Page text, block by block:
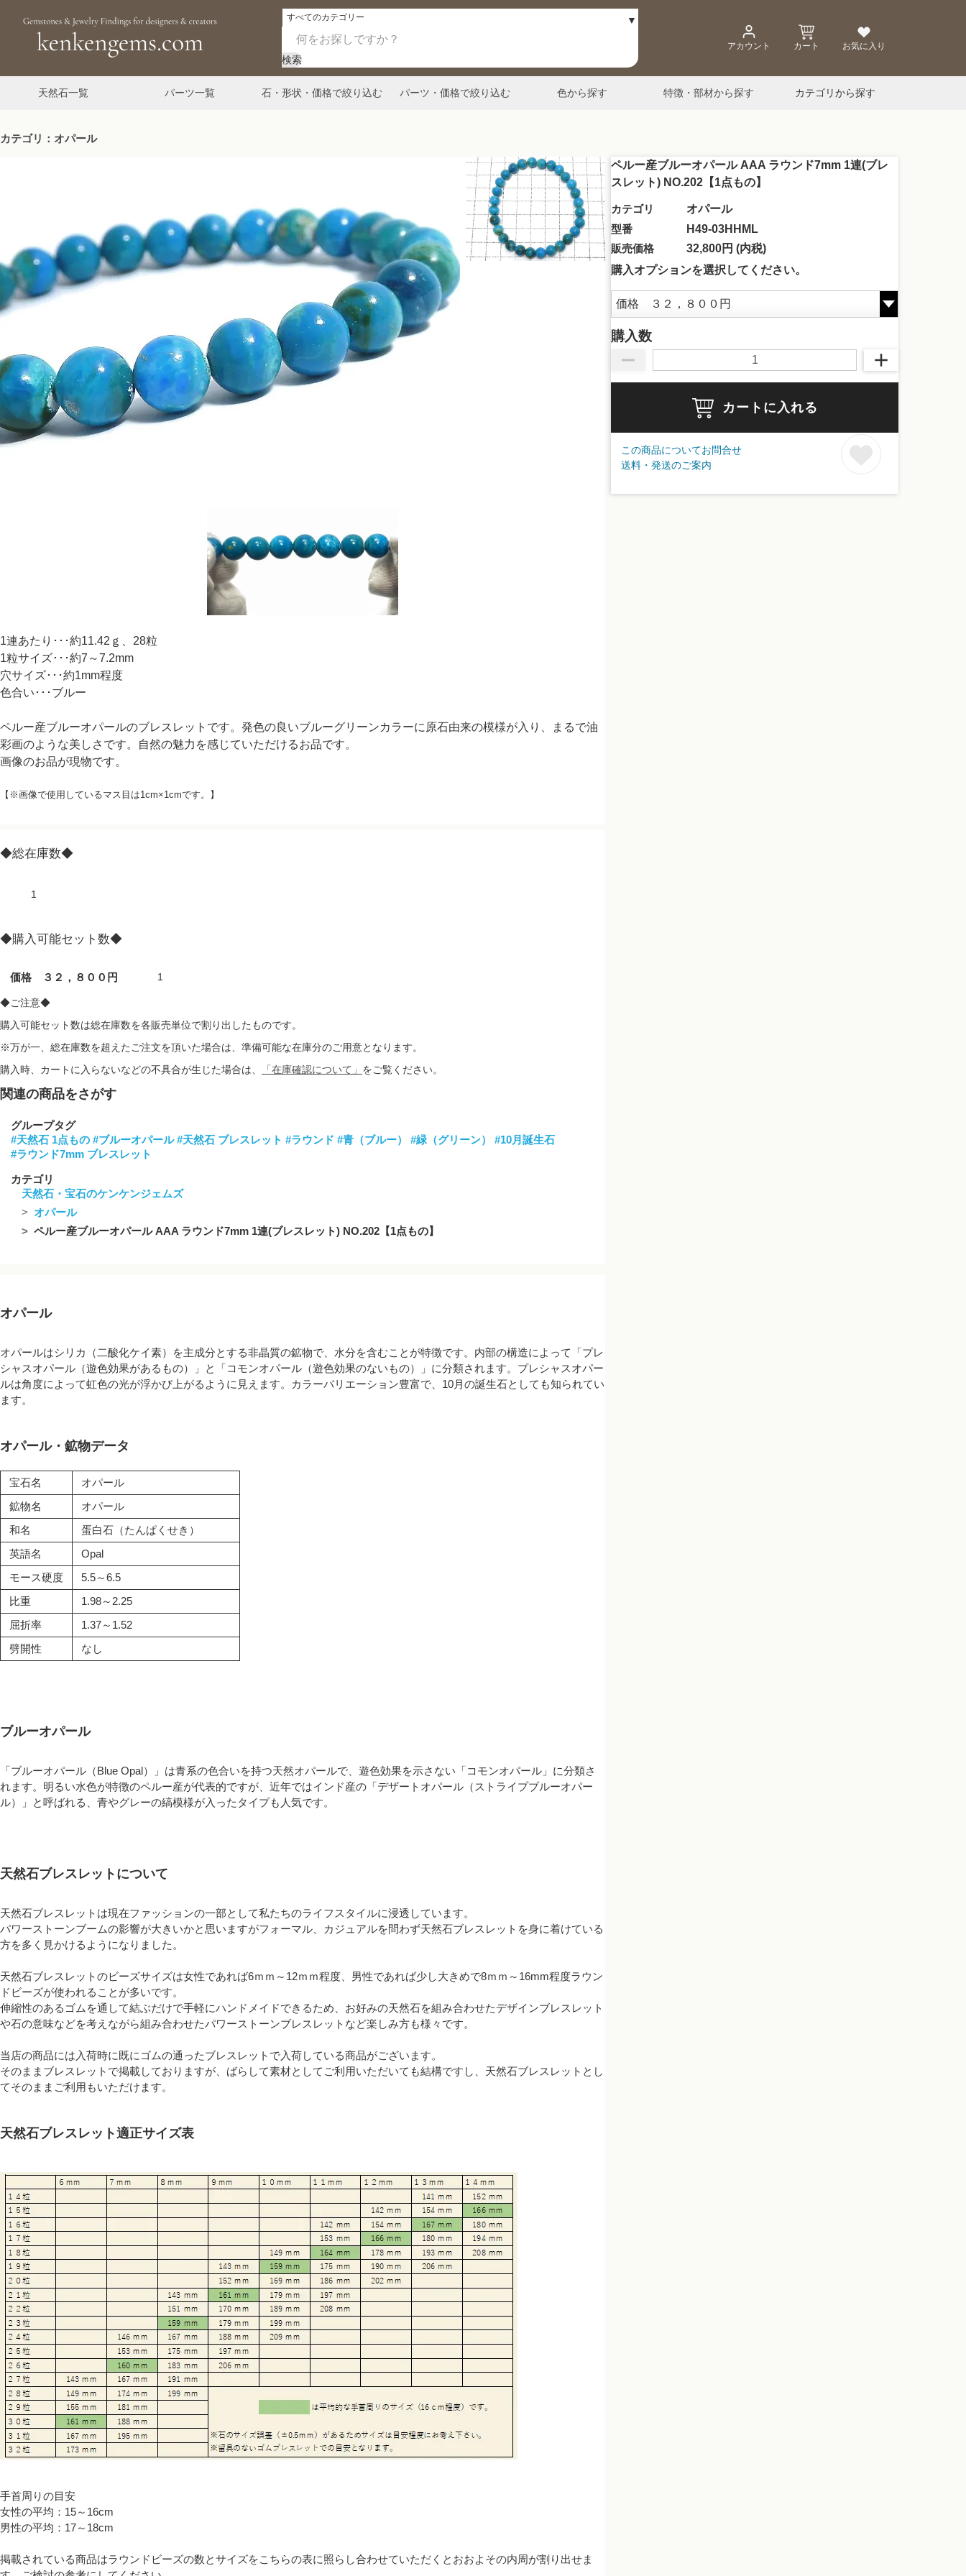
検索
アカウント カート お気に入り
天然石一覧 パーツ一覧 石・形状・価格で絞り込む パーツ・価格で絞り込む 色から探す 特徴・部材から探す カテゴリから探す
カテゴリ：オパール
ペルー産ブルーオパール AAA ラウンド7mm 1連(ブレ
スレット) NO.202【1点もの】
カテゴリ
オパール
型番
H49-03HHML
販売価格
32,800円 (内税)
購入オプションを選択してください。
購入数
カートに入れる
この商品についてお問合せ
送料・発送のご案内
1連あたり･･･約11.42ｇ、28粒
1粒サイズ･･･約7～7.2mm
穴サイズ･･･約1mm程度
色合い･･･ブルー
ペルー産ブルーオパールのブレスレットです。発色の良いブルーグリーンカラーに原石由来の模様が入り、まるで油
彩画のような美しさです。自然の魅力を感じていただけるお品です。
画像のお品が現物です。
【※画像で使用しているマス目は1cm×1cmです。】
◆総在庫数◆
1
◆購入可能セット数◆
価格 ３２，８００円 1
◆ご注意◆
購入可能セット数は総在庫数を各販売単位で割り出したものです。
※万が一、総在庫数を超えたご注文を頂いた場合は、準備可能な在庫分のご用意となります。
購入時、カートに入らないなどの不具合が生じた場合は、
「在庫確認について」 をご覧ください。
関連の商品をさがす
グループタグ
#天然石 1点もの #ブルーオパール #天然石 ブレスレット #ラウンド #青（ブルー） #緑（グリーン）
#10月誕生石
#ラウンド7mm ブレスレット
カテゴリ
天然石・宝石のケンケンジェムズ
オパール
ペルー産ブルーオパール AAA ラウンド7mm 1連(ブレスレット) NO.202【1点もの】
オパール
オパールはシリカ（二酸化ケイ素）を主成分とする非晶質の鉱物で、水分を含むことが特徴です。内部の構造によって「プレ
シャスオパール（遊色効果があるもの）」と「コモンオパール（遊色効果のないもの）」に分類されます。プレシャスオパー
ルは角度によって虹色の光が浮かび上がるように見えます。カラーバリエーション豊富で、10月の誕生石としても知られてい
ます。
オパール・鉱物データ
宝石名
オパール
鉱物名
オパール
和名
蛋白石（たんぱくせき）
英語名
Opal
モース硬度
5.5～6.5
比重
1.98～2.25
屈折率
1.37～1.52
劈開性
なし
ブルーオパール
「ブルーオパール（Blue Opal）」は青系の色合いを持つ天然オパールで、遊色効果を示さない「コモンオパール」に分類さ
れます。明るい水色が特徴のペルー産が代表的ですが、近年ではインド産の「デザートオパール（ストライプブルーオパー
ル）」と呼ばれる、青やグレーの縞模様が入ったタイプも人気です。
天然石ブレスレットについて
天然石ブレスレットは現在ファッションの一部として私たちのライフスタイルに浸透しています。
パワーストーンブームの影響が大きいかと思いますがフォーマル、カジュアルを問わず天然石ブレスレットを身に着けている
方を多く見かけるようになりました。
天然石ブレスレットのビーズサイズは女性であれば6ｍｍ～12ｍｍ程度、男性であれば少し大きめで8ｍｍ～16mm程度ラウン
ドビーズが使われることが多いです。
伸縮性のあるゴムを通して結ぶだけで手軽にハンドメイドできるため、お好みの天然石を組み合わせたデザインブレスレット
や石の意味などを考えながら組み合わせたパワーストーンブレスレットなど楽しみ方も様々です。
当店の商品には入荷時に既にゴムの通ったブレスレットで入荷している商品がございます。
そのままブレスレットで掲載しておりますが、ばらして素材としてご利用いただいても結構ですし、天然石ブレスレットとし
てそのままご利用もいただけます。
天然石ブレスレット適正サイズ表
手首周りの目安
女性の平均：15～16cm
男性の平均：17～18cm
掲載されている商品はラウンドビーズの数とサイズをこちらの表に照らし合わせていただくとおおよその内周が割り出せま